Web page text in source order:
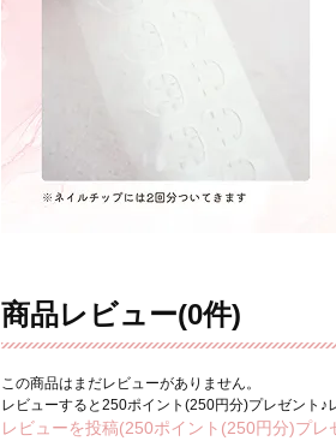
商品レビュー(0件)
この商品はまだレビューがありません。
レビューすると250ポイント(250円分)プレゼント♪
レビューを投稿(250ポイント(250円分)プレ